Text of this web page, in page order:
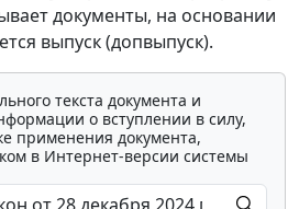
документы, на основании
выпуск (допвыпуск).
текста документа и
о вступлении в силу,
применения документа,
в Интернет-версии системы